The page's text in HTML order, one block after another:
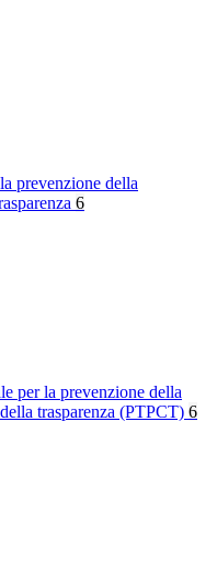
prevenzione della
6
per la prevenzione della
trasparenza (PTPCT) 6